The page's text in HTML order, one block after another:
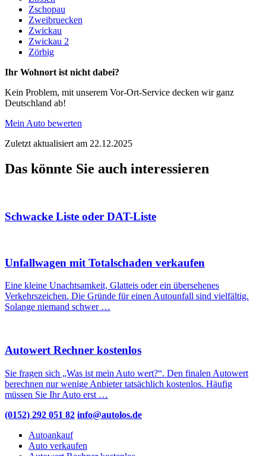
Zschopau
Zweibruecken
Zwickau
Zwickau 2
Zörbig
Ihr Wohnort ist nicht dabei?
Kein Problem, mit unserem Vor-Ort-Service decken wir ganz
Deutschland ab!
Mein Auto bewerten
Zuletzt aktualisiert am 22.12.2025
Das könnte Sie auch interessieren
Schwacke Liste oder DAT-Liste
Unfallwagen mit Totalschaden verkaufen
Eine kleine Unachtsamkeit, Glatteis oder ein übersehenes
Verkehrszeichen. Die Gründe für einen Autounfall sind vielfältig.
Solange niemand schwer …
Autowert Rechner kostenlos
Sie fragen sich „Was ist mein Auto wert?“. Den finalen Autowert
berechnen nur wenige Anbieter tatsächlich kostenlos. Häufig
müssen Sie Ihr Auto erst …
(0152) 292 051 82 info@autolos.de
Autoankauf
Auto verkaufen